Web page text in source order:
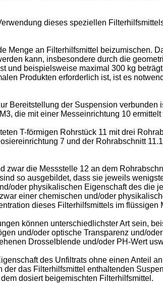
dieses speziellen
Menge an Filterhilfsmittel beizumischen.
kann, insbesondere durch die
und beispielsweise maximal 300 kg
Produkten erforderlich ist, ist es
Bereitstellung der Suspension verbunden
die mit einer Messeinrichtung 10 ermittelt
T-förmigen Rohrstück 11 mit drei
7 und der Rohrabschnitt
zwar die Messstelle 12 an dem
so ausgebildet, dass sie jeweils
oder physikalischen Eigenschaft des die
einer chemischen und/oder
dieses Filterhilfsmittels im flüssigen
können unterschiedlichster Art sein,
und/oder optische Transparenz und/
Drosselblende und/oder PH-Wert
des Unfiltrats ohne einen Anteil
das Filterhilfsmittel enthaltenden
dosiert beigemischten Filterhilfsmittel.